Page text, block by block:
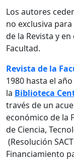
Los autores
no exclusiva
de la Revista y
Facultad.
Revista de la
1980 hasta el
la Biblioteca
través de un
económico de la
de Ciencia,
(Resolución
Financiamiento